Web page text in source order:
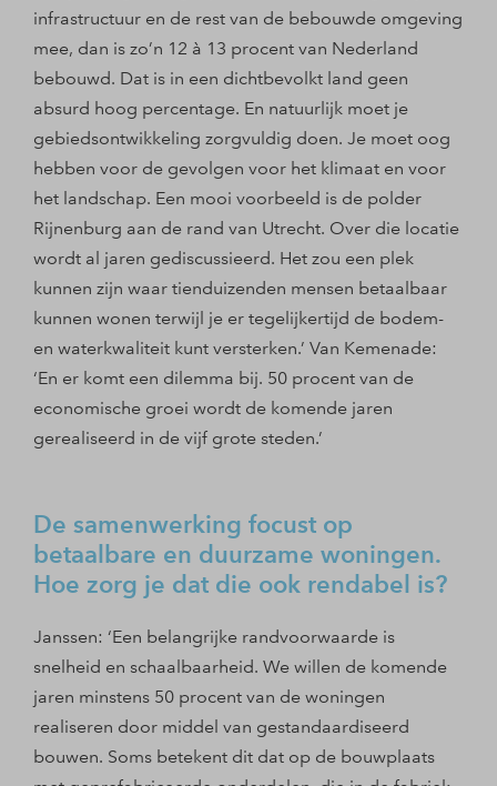
infrastructuur en de rest van de bebouwde omgeving
mee, dan is zo’n 12 à 13 procent van Nederland
bebouwd. Dat is in een dichtbevolkt land geen
absurd hoog percentage. En natuurlijk moet je
gebiedsontwikkeling zorgvuldig doen. Je moet oog
hebben voor de gevolgen voor het klimaat en voor
het landschap. Een mooi voorbeeld is de polder
Rijnenburg aan de rand van Utrecht. Over die locatie
wordt al jaren gediscussieerd. Het zou een plek
kunnen zijn waar tienduizenden mensen betaalbaar
kunnen wonen terwijl je er tegelijkertijd de bodem-
en waterkwaliteit kunt versterken.’ Van Kemenade:
‘En er komt een dilemma bij. 50 procent van de
economische groei wordt de komende jaren
gerealiseerd in de vijf grote steden.’
De samenwerking focust op
betaalbare en duurzame woningen.
Hoe zorg je dat die ook rendabel is?
Janssen: ‘Een belangrijke randvoorwaarde is
snelheid en schaalbaarheid. We willen de komende
jaren minstens 50 procent van de woningen
realiseren door middel van gestandaardiseerd
bouwen. Soms betekent dit dat op de bouwplaats